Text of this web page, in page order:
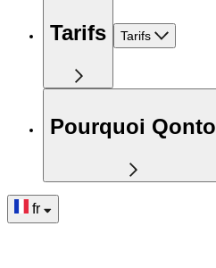
Tarifs Tarifs
Pourquoi Qonto
fr